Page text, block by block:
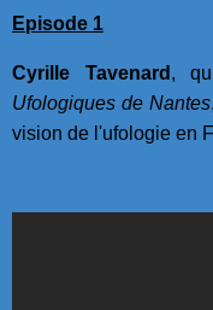
Episode 1
Cyrille Tavenard ,
Ufologiques de Nantes
vision de l'ufologie en